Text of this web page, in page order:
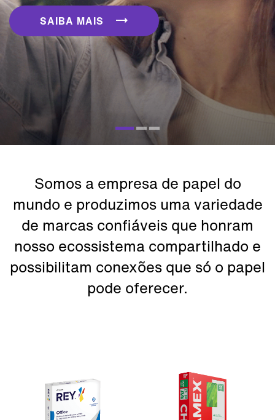
SAIBA MAIS
Somos a empresa de papel do
mundo e produzimos uma variedade
de marcas confiáveis que honram
nosso ecossistema compartilhado e
possibilitam conexões que só o papel
pode oferecer.